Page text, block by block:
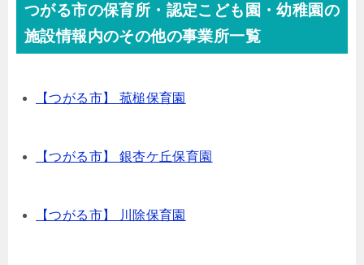
つがる市の保育所・認定こども園・幼稚園の
施設情報内のその他の事業所一覧
【つがる市】 菰槌保育園
【つがる市】 銀杏ケ丘保育園
【つがる市】 川除保育園